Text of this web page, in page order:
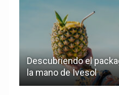
Descubriendo el
la mano de Ivesol